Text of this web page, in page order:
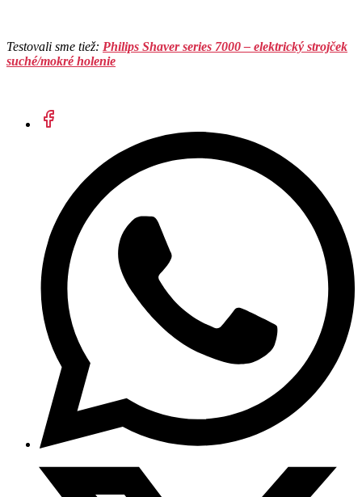
Testovali sme tiež: Philips Shaver series 7000 – elektrický strojček
suché/mokré holenie